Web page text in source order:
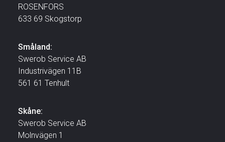
ROSENFORS
633 69 Skogstorp
Småland:
Swerob Service AB
Industrivägen 11B
561 61 Tenhult
Skåne:
Swerob Service AB
Molnvägen 1